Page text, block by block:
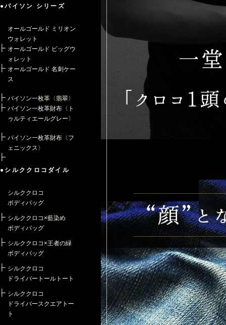
●パイソン シリーズ
オールゴールド ミリオン
ウォレット
オールゴールド ビッグウ
ォレット
オールゴールド 名刺ケー
ス
パイソン一枚革〈翡翠〉
パイソン一枚革財布〈ト
ゥルティエールグレー〉
パイソン一枚革財布〈フ
ェニックス〉
●シルククロコダイル
シルククロコ
ボディバッグ
シルククロコ×藍染め
ボディバッグ
シルククロコ×王者の緑
ボディバッグ
シルククロコ
ドライバートールトート
シルククロコ
ドライバースクエアトー
ト